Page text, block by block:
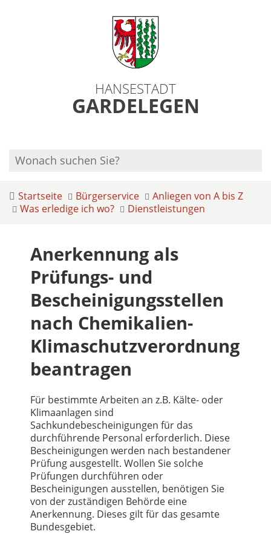
HANSESTADT
GARDELEGEN
Startseite Bürgerservice
Anliegen von A bis Z
Was erledige ich wo?
Dienstleistungen
Anerkennung als
Prüfungs- und
Bescheinigungsstellen
nach Chemikalien-
Klimaschutzverordnung
beantragen
Für bestimmte Arbeiten an z.B. Kälte- oder
Klimaanlagen sind
Sachkundebescheinigungen für das
durchführende Personal erforderlich. Diese
Bescheinigungen werden nach bestandener
Prüfung ausgestellt. Wollen Sie solche
Prüfungen durchführen oder
Bescheinigungen ausstellen, benötigen Sie
von der zuständigen Behörde eine
Anerkennung. Dieses gilt für das gesamte
Bundesgebiet.